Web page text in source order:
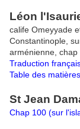
Léon
calife Omeyyade
Constantinople,
arménienne, chap
Traduction
Table des matières
St Jean
Chap 100 (sur